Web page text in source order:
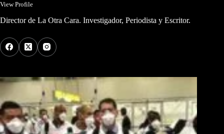
View Profile
Director de La Otra Cara. Investigador, Periodista y Escritor.